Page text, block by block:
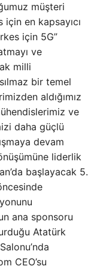
müşteri
en kapsayıcı
için 5G”
ve
milli
bir temel
aldığımız
ve
daha güçlü
devam
liderlik
başlayacak 5.
ana sponsoru
Atatürk
CEO’su